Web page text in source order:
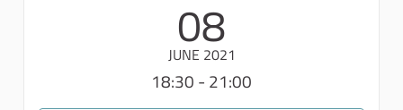
08
JUNE 2021
18:30 - 21:00